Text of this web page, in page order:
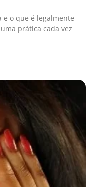
e o que é legalmente
prática cada vez